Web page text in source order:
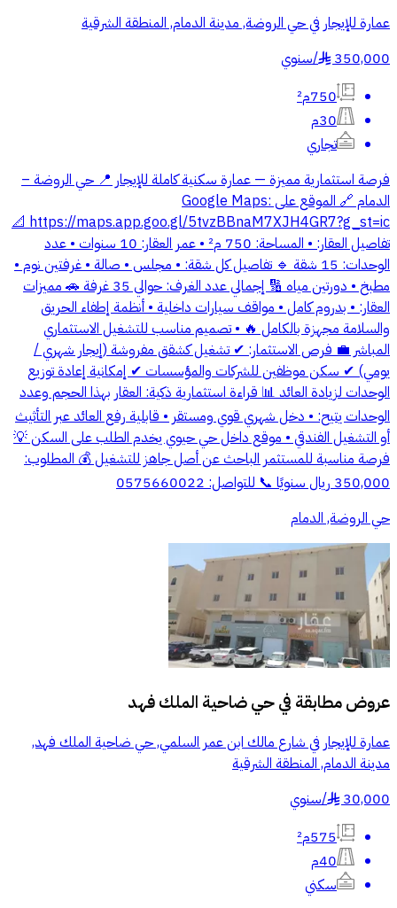
عمارة للإيجار في حي الروضة, مدينة الدمام, المنطقة الشرقية
350,000
§
/سنوي
750م²
30م
تجاري
فرصة استثمارية مميزة — عمارة سكنية كاملة للإيجار 📍 حي الروضة –
الدمام 🔗 الموقع على Google Maps:
https://maps.app.goo.gl/5tvzBBnaM7XJH4GR7?g_st=ic 📐
تفاصيل العقار: • المساحة: 750 م² • عمر العقار: 10 سنوات • عدد
الوحدات: 15 شقة 🔹 تفاصيل كل شقة: • مجلس • صالة • غرفتين نوم •
مطبخ • دورتين مياه 🔢 إجمالي عدد الغرف: حوالي 35 غرفة 🚗 مميزات
العقار: • بدروم كامل • مواقف سيارات داخلية • أنظمة إطفاء الحريق
والسلامة مجهزة بالكامل 🔥 • تصميم مناسب للتشغيل الاستثماري
المباشر 💼 فرص الاستثمار: ✔ تشغيل كشقق مفروشة (إيجار شهري /
يومي) ✔ سكن موظفين للشركات والمؤسسات ✔ إمكانية إعادة توزيع
الوحدات لزيادة العائد 📊 قراءة استثمارية ذكية: العقار بهذا الحجم وعدد
الوحدات يتيح: • دخل شهري قوي ومستقر • قابلية رفع العائد عبر التأثيث
أو التشغيل الفندقي • موقع داخل حي حيوي يخدم الطلب على السكن 💡
فرصة مناسبة للمستثمر الباحث عن أصل جاهز للتشغيل 💰 المطلوب:
350,000 ريال سنويًا 📞 للتواصل: 0575660022
حي الروضة, الدمام
عروض مطابقة فيحي ضاحية الملك فهد
عمارة للإيجار في شارع مالك ابن عمر السلمي, حي ضاحية الملك فهد,
مدينة الدمام, المنطقة الشرقية
30,000
§
/سنوي
575م²
40م
سكني